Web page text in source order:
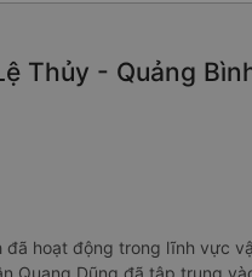
Thủy - Quảng
hoạt động trong lĩnh vực